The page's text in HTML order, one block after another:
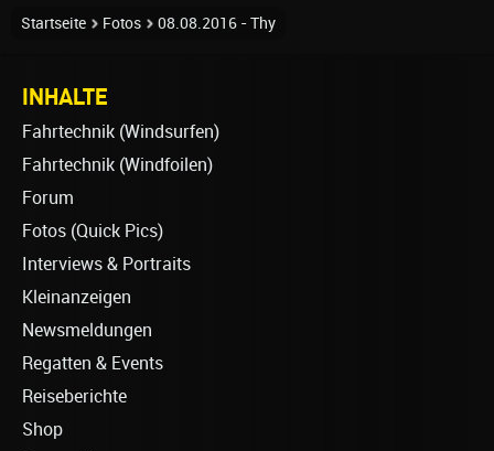
Startseite Fotos 08.08.2016 - Thy
INHALTE
Fahrtechnik (Windsurfen)
Fahrtechnik (Windfoilen)
Forum
Fotos (Quick Pics)
Interviews & Portraits
Kleinanzeigen
Newsmeldungen
Regatten & Events
Reiseberichte
Shop